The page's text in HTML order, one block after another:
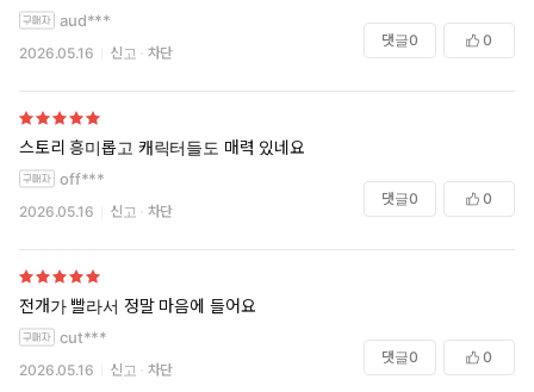
aud***
2026.05.16 신고 차단
댓글0 0
스토리 흥미롭고 캐릭터들도 매력 있네요
off***
2026.05.16 신고 차단
댓글0 0
전개가 빨라서 정말 마음에 들어요
cut***
2026.05.16 신고 차단
댓글0 0